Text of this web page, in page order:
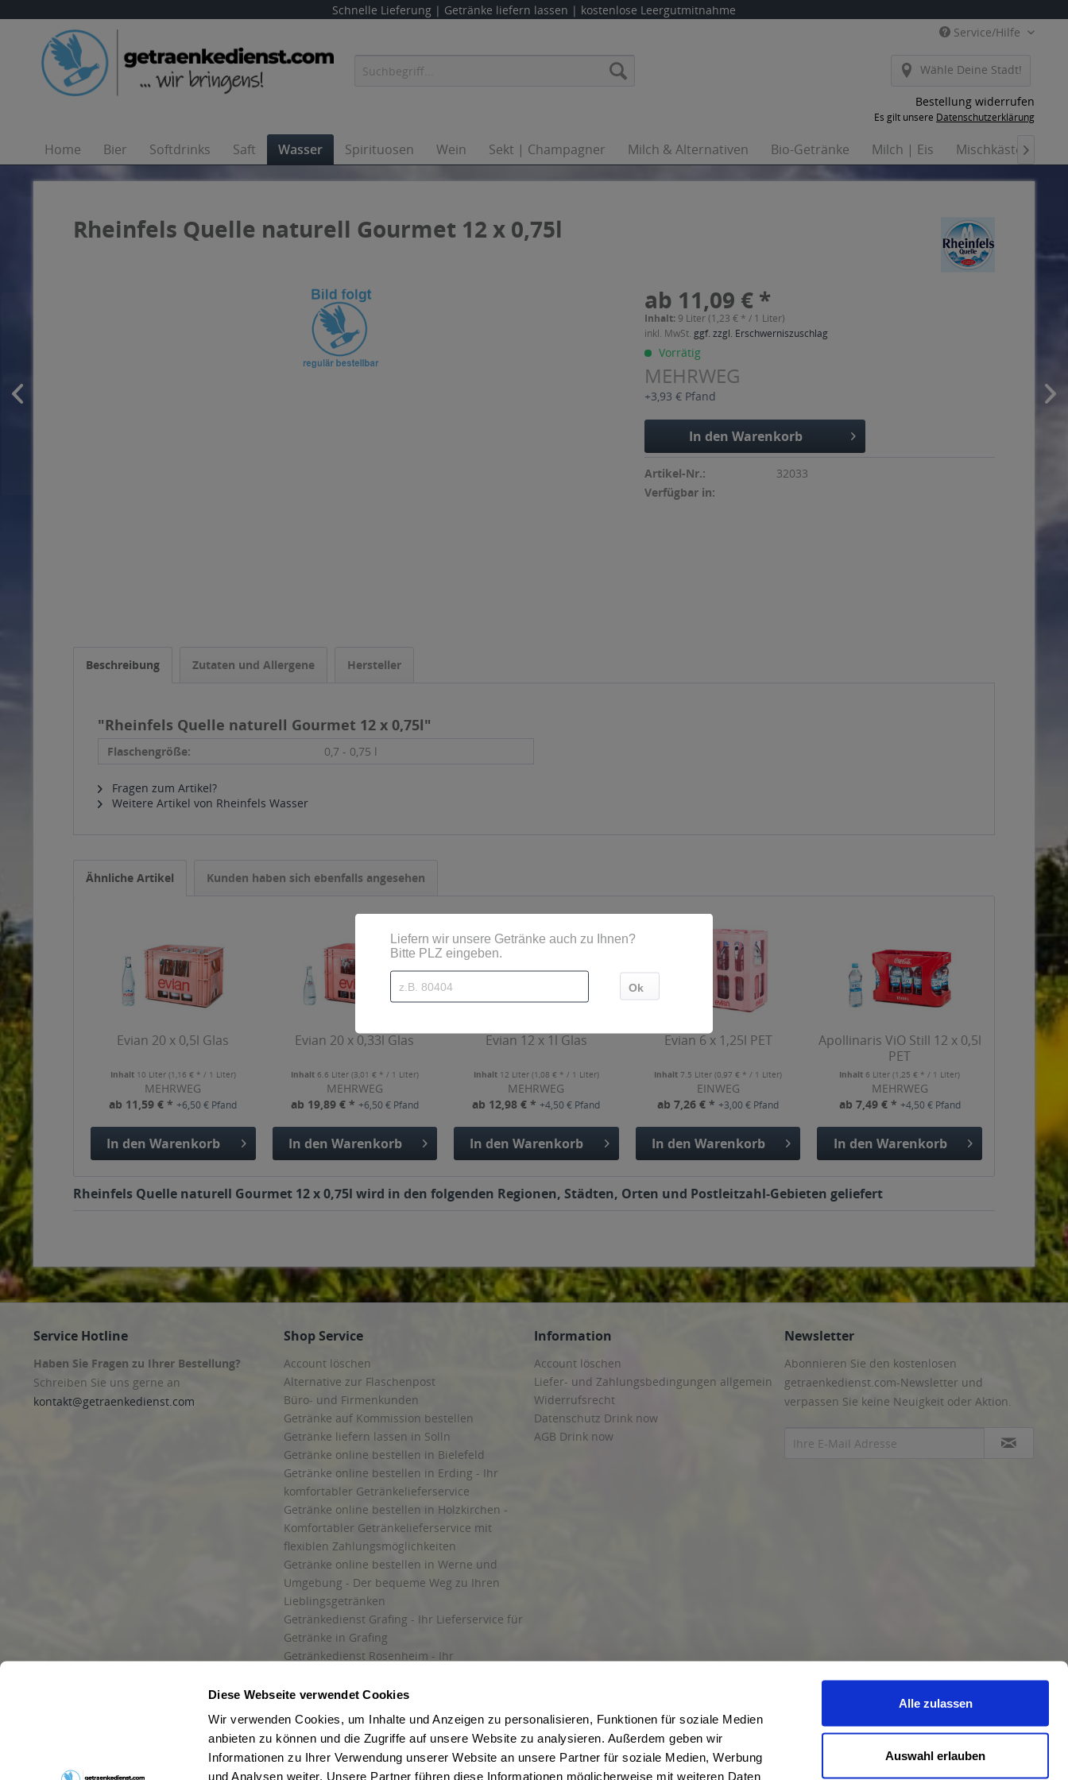
Diese Webseite verwendet Cookies
Wir verwenden Cookies, um Inhalte und Anzeigen zu personalisieren, Funktionen für soziale Medien
anbieten zu können und die Zugriffe auf unsere Website zu analysieren. Außerdem geben wir
Informationen zu Ihrer Verwendung unserer Website an unsere Partner für soziale Medien, Werbung
und Analysen weiter. Unsere Partner führen diese Informationen möglicherweise mit weiteren Daten
Alle zulassen
Auswahl erlauben
Schnelle Lieferung | Getränke liefern lassen | kostenlose Leergutmitnahme
Service/Hilfe
Wähle Deine Stadt!
Bestellung widerrufen
Es gilt unsere Datenschutzerklärung
Home Bier Softdrinks Saft Wasser Spirituosen Wein Sekt | Champagner Milch & Alternativen Bio-Getränke Milch | Eis Mischkästen

Rheinfels Quelle naturell Gourmet 12 x 0,75l
ab 11,09 € *
Inhalt: 9 Liter (1,23 € * / 1 Liter)
inkl. MwSt. ggf. zzgl. Erschwerniszuschlag
Vorrätig
MEHRWEG
+3,93 € Pfand
In den Warenkorb
Artikel-Nr.:
32033
Verfügbar in:
Beschreibung Zutaten und Allergene Hersteller
"Rheinfels Quelle naturell Gourmet 12 x 0,75l"
Flaschengröße: 0,7 - 0,75 l
Fragen zum Artikel?
Weitere Artikel von Rheinfels Wasser
Ähnliche Artikel Kunden haben sich ebenfalls angesehen
Evian 20 x 0,5l Glas
Inhalt 10 Liter (1,16 € * / 1 Liter)
MEHRWEG
ab 11,59 € *+6,50 € Pfand
In den Warenkorb
Evian 20 x 0,33l Glas
Inhalt 6.6 Liter (3,01 € * / 1 Liter)
MEHRWEG
ab 19,89 € * +6,50 € Pfand
In den Warenkorb
Evian 12 x 1l Glas
Inhalt 12 Liter (1,08 € * / 1 Liter)
MEHRWEG
ab 12,98 € *+4,50 € Pfand
In den Warenkorb
Evian 6 x 1,25l PET
Inhalt7.5 Liter(0,97 € * / 1 Liter)
EINWEG
ab 7,26 € *+3,00 € Pfand
In den Warenkorb
Apollinaris ViO Still 12 x 0,5l
PET
Inhalt 6 Liter(1,25 € * / 1 Liter)
MEHRWEG
ab 7,49 € * +4,50 € Pfand
In den Warenkorb
Rheinfels Quelle naturell Gourmet 12 x 0,75l wird in den folgenden Regionen, Städten, Orten und Postleitzahl-Gebieten geliefert
Service Hotline
Haben Sie Fragen zu Ihrer Bestellung?
Schreiben Sie uns gerne an
kontakt@getraenkedienst.com
Shop Service
Account löschen
Alternative zur Flaschenpost
Büro- und Firmenkunden
Getränke auf Kommission bestellen
Getränke liefern lassen in Solln
Getränke online bestellen in Bielefeld
Getränke online bestellen in Erding - Ihr
komfortabler Getränkelieferservice
Getränke online bestellen in Holzkirchen -
Komfortabler Getränkelieferservice mit
flexiblen Zahlungsmöglichkeiten
Getränke online bestellen in Werne und
Umgebung - Der bequeme Weg zu Ihren
Lieblingsgetränken
Getränkedienst Grafing - Ihr Lieferservice für
Getränke in Grafing
Getränkedienst Rosenheim - Ihr
und Umgebung
Liefergebiet
Lieferservice für Getränke
Wir liefern Getränke
Information
Account löschen
Liefer- und Zahlungsbedingungen allgemein
Widerrufsrecht
Datenschutz Drink now
AGB Drink now
Newsletter
Abonnieren Sie den kostenlosen
getraenkedienst.com-Newsletter und
verpassen Sie keine Neuigkeit oder Aktion.